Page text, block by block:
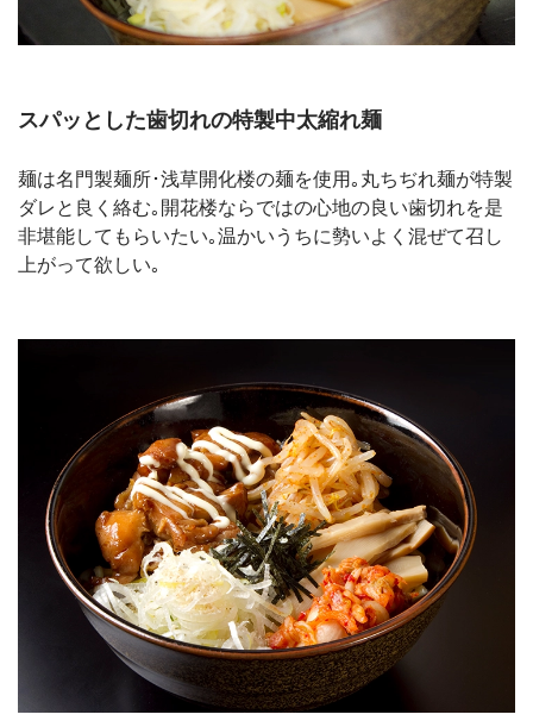
スパッとした歯切れの特製中太縮れ麺
麺は名門製麺所･浅草開化楼の麺を使用｡丸ちぢれ麺が特製
ダレと良く絡む｡開花楼ならではの心地の良い歯切れを是
非堪能してもらいたい｡温かいうちに勢いよく混ぜて召し
上がって欲しい｡